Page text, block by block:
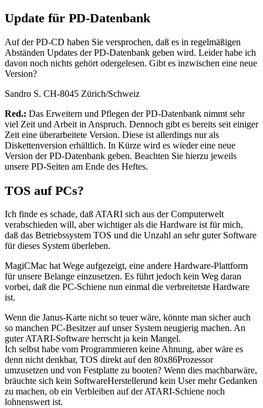
Update für PD-Datenbank
Auf der PD-CD haben Sie versprochen, daß es in regelmäßigen
Abständen Updates der PD-Datenbank geben wird. Leider habe ich
davon noch nichts gehört odergelesen. Gibt es inzwischen eine neue
Version?
Sandro S. CH-8045 Zürich/Schweiz
Red.: Das Erweitern und Pflegen der PD-Datenbank nimmt sehr
viel Zeit und Arbeit in Anspruch. Dennoch gibt es bereits seit einiger
Zeit eine überarbeitete Version. Diese ist allerdings nur als
Diskettenversion erhältlich. In Kürze wird es wieder eine neue
Version der PD-Datenbank geben. Beachten Sie hierzu jeweils
unsere PD-Seiten am Ende des Heftes.
TOS auf PCs?
Ich finde es schade, daß ATARI sich aus der Computerwelt
verabschieden will, aber wichtiger als die Hardware ist für mich,
daß das Betriebssystem TOS und die Unzahl an sehr guter Software
für dieses System überleben.
MagiCMac hat Wege aufgezeigt, eine andere Hardware-Plattform
für unsere Belange einzusetzen. Es führt jedoch kein Weg daran
vorbei, daß die PC-Schiene nun einmal die verbreitetste Hardware
ist.
Wenn die Janus-Karte nicht so teuer wäre, könnte man sicher auch
so manchen PC-Besitzer auf unser System neugierig machen. An
guter ATARI-Software herrscht ja kein Mangel.
Ich selbst habe vom Programmieren keine Ahnung, aber wäre es
denn nicht denkbar, TOS direkt auf den 80x86Prozessor
umzusetzen und von Festplatte zu booten? Wenn dies machbarwäre,
bräuchte sich kein SoftwareHerstellerund kein User mehr Gedanken
zu machen, ob ein Verbleiben auf der ATARI-Schiene noch
lohnenswert ist.